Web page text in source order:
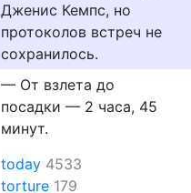
Дженис Кемпс, но
протоколов встреч не
сохранилось.
— От взлета до
посадки — 2 часа, 45
минут.
today 4533
torture 179